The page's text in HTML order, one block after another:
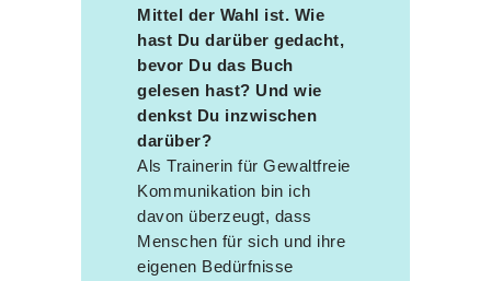
Mittel der Wahl ist. Wie
hast Du darüber gedacht,
bevor Du das Buch
gelesen hast? Und wie
denkst Du inzwischen
darüber?
Als Trainerin für Gewaltfreie
Kommunikation bin ich
davon überzeugt, dass
Menschen für sich und ihre
eigenen Bedürfnisse